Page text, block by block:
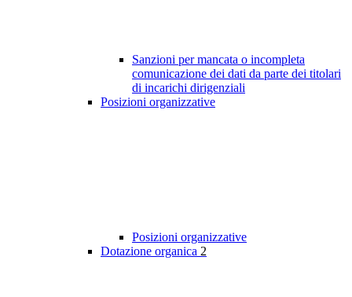
Sanzioni per mancata o incompleta
comunicazione dei dati da parte dei titolari
di incarichi dirigenziali
Posizioni organizzative
Posizioni organizzative
Dotazione organica 2